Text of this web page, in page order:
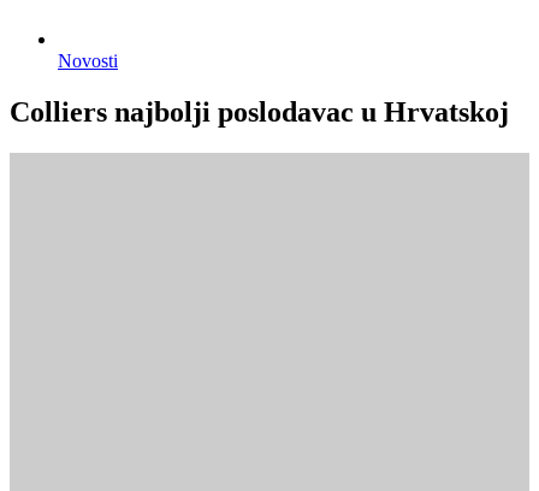
Novosti
Colliers najbolji poslodavac u Hrvatskoj